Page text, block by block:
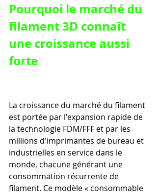
Pourquoi le marché du
filament 3D connaît
une croissance aussi
forte
La croissance du marché du filament
est portée par l'expansion rapide de
la technologie FDM/FFF et par les
millions d'imprimantes de bureau et
industrielles en service dans le
monde, chacune générant une
consommation récurrente de
filament. Ce modèle « consommable